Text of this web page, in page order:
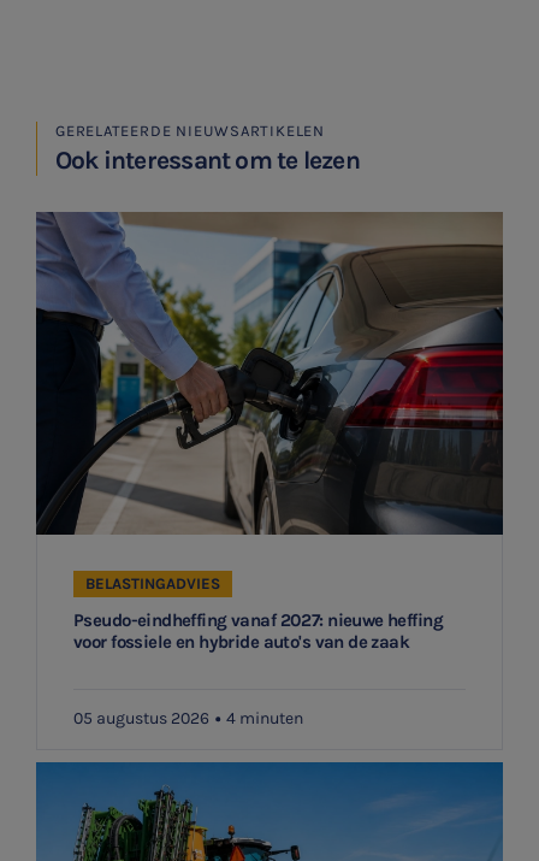
GERELATEERDE NIEUWSARTIKELEN
Ook interessant om te lezen
Pseudo-eindheffing vanaf 2027: nieuwe heffing
voor fossiele en hybride auto's van de zaak
BELASTINGADVIES
05 augustus 2026 4 minuten